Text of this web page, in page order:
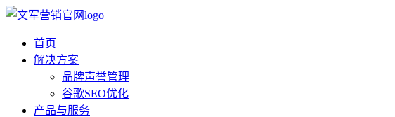
首页
解决方案
品牌声誉管理
谷歌SEO优化
产品与服务